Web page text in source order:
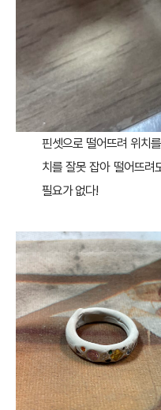
핀셋으로 떨어뜨려 위치
치를 잘못 잡아 떨어뜨려
필요가 없다!